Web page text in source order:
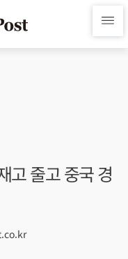
고 줄고 중국 경